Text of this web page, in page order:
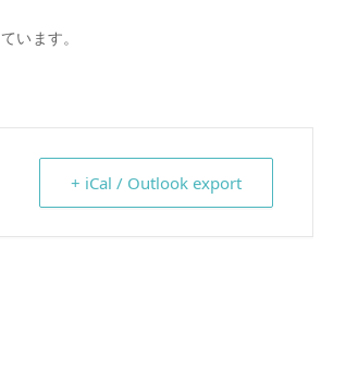
います。
+ iCal / Outlook export